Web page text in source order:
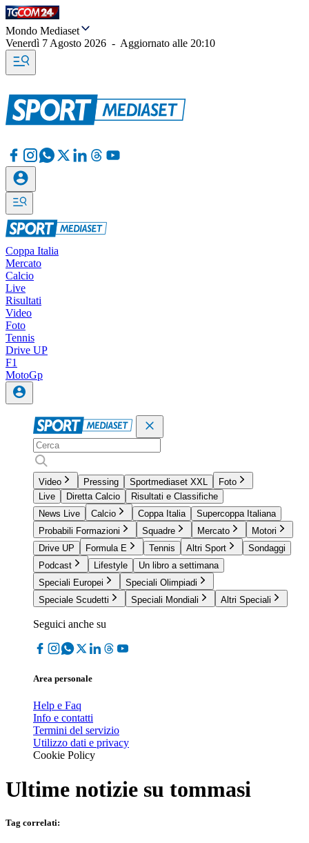
Mondo Mediaset
Venerdì 7 Agosto 2026 - Aggiornato alle 20:10
Coppa Italia
Mercato
Calcio
Live
Risultati
Video
Foto
Tennis
Drive UP
F1
MotoGp
Video Pressing Sportmediaset XXL
Foto
Live
Diretta Calcio
Risultati e Classifiche
News Live
Calcio Coppa Italia
Supercoppa Italiana
Probabili Formazioni
Squadre Mercato
Motori
Drive UP
Formula E Tennis Altri Sport
Sondaggi
Podcast
Lifestyle
Un libro a settimana
Speciali Europei
Speciali Olimpiadi
Speciale Scudetti
Speciali Mondiali Altri Speciali
Seguici anche su
Area personale
Help e Faq
Info e contatti
Termini del servizio
Utilizzo dati e privacy
Cookie Policy
Ultime notizie su tommasi
Tag correlati: